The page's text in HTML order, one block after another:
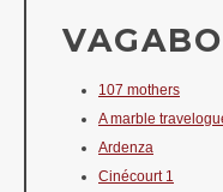
107 mothers
A marble
Ardenza
Cinécourt 1